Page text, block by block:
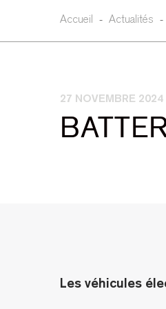
Accueil - Actualités -
POSTED
ON
27 NOVEMBRE 2024
Les véhicules